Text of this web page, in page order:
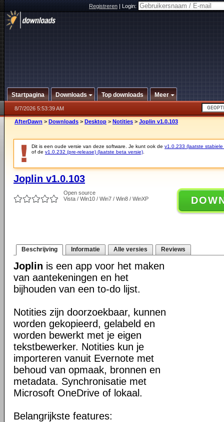
Registreren|Login:
Startpagina Downloads Top downloads Meer
8/7/2026 5:53:39 AM
AfterDawn > Downloads > Desktop > Notities > Joplin v1.0.103
Dit is een oude versie van deze software. Je kunt ook de v1.0.233 (laatste stabiele
of de v1.0.232 (pre-release) (laatste beta versie)
Joplin v1.0.103
Open source
Vista / Win10 / Win7 / Win8 / WinXP
Beschrijving Informatie Alle versies Reviews
Joplin is een app voor het maken
van aantekeningen en het
bijhouden van een to-do lijst.
Notities zijn doorzoekbaar, kunnen
worden gekopieerd, gelabeld en
worden bewerkt met je eigen
tekstbewerker. Notities kun je
importeren vanuit Evernote met
behoud van opmaak, bronnen en
metadata. Synchronisatie met
Microsoft OneDrive of lokaal.
Belangrijkste features: